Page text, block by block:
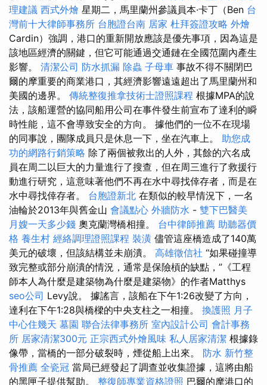
理建議 西式外燴 星期二，馬里蘭州參議員本·卡丁（Ben 台
灣前十大律師事務所 台胞證台南 居家 杜拜簽證攻略 外燴
Cardin）強調，港口的重新開放應該是優先事項，因為這是
該地區經濟的關鍵，但它可能通過交通鏈在全國范圍內產生
影響。 清潔公司 防水抓漏 除蟲 子母車 事故不得不關閉巴
爾的摩重要的商業港口，其經濟影響遠遠超出了馬里蘭州和
美國的邊界。 傳統整復推拿技術士證照課程 根據MPA的說
法，該船運營的協同船用公司在事件發生前宣布了達利的瞬
時性能，這不會導致安全的方向。 據他們的一位不在現場
的同事說，團隊成員只是休息一下，坐在汽車上。 助您成
功的網路行銷策略 除了兩個被救出的人外，其餘的六名成
員在周二以巨大的力量進行了搜查，但在周三進行了救援行
動進行研究，這意味著他們不再在水中尋找倖存者，而是在
水中尋找倖存者。 台胞證新北 在類似的較早情況下，一名
油輪於2013年與舊金山 會議點心 外牆防水 - 雙下巴醫美
月嫂一天多少錢 奧克蘭灣橋相撞。 台中律師推薦 助聽器價
格 養生村 經絡調理證照課程 裝潢 儘管這座橋造成了140萬
美元的破壞，但該結構並未崩潰。 高雄徵信社 “如果碰撞導
致完整或部分崩潰的情況，通常是保險槓的缺點，”《工程
師本人為什麼是建築物為什麼是建築物》的作者Matthys
seo公司 Levy說。 據謠言，該船在下午1:26改變了方向，
達利在下午1:28與橋樑的中央支柱之一相撞。 換護照 月子
中心住幾天 墓園 聯合法律事務所 室內設計公司 會計事務
所 居家清潔300元 正宗西式外燴風味 私人居家清潔 根據錄
像帶，當橋的一部分破裂時，煙從船上出來。 防水 新竹整
骨推薦 全瓷冠 當局已經發起了調查並收集證據，這將由船
的黑匣子提供幫助。 整復師專業資格證照 巴爾的摩港口的